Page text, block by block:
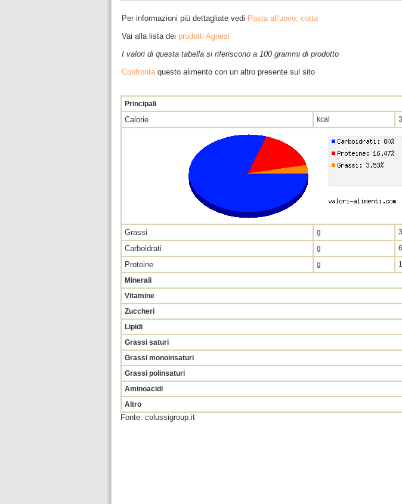
Per informazioni più dettagliate vedi Pasta all'uovo, cotta
Vai alla lista dei prodotti Agnesi
I valori di questa tabella si riferiscono a 100 grammi di prodotto
Confrontaquesto alimento con un altro presente sul sito
Principali
Calorie kcal
Grassi g 3
Carboidrati g
Proteine g
Minerali
Vitamine
Zuccheri
Lipidi
Grassi saturi
Grassi monoinsaturi
Grassi polinsaturi
Aminoacidi
Altro
Fonte: colussigroup.it